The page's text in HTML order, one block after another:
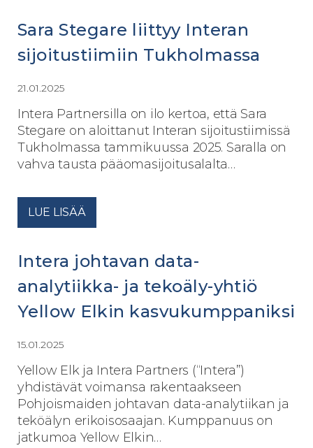
Sara Stegare liittyy Interan
sijoitustiimiin Tukholmassa
21.01.2025
Intera Partnersilla on ilo kertoa, että Sara
Stegare on aloittanut Interan sijoitustiimissä
Tukholmassa tammikuussa 2025. Saralla on
vahva tausta pääomasijoitusalalta…
LUE LISÄÄ
Intera johtavan data-
analytiikka- ja tekoäly-yhtiö
Yellow Elkin kasvukumppaniksi
15.01.2025
Yellow Elk ja Intera Partners (“Intera”)
yhdistävät voimansa rakentaakseen
Pohjoismaiden johtavan data-analytiikan ja
teköälyn erikoisosaajan. Kumppanuus on
jatkumoa Yellow Elkin…